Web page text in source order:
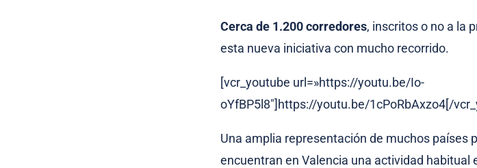
Cerca de 1.200 corredores, inscritos o no a la
esta nueva iniciativa con mucho recorrido.
[vcr_youtube url=»https://youtu.be/Io-
oYfBP5l8″]https://youtu.be/1cPoRbAxzo4[/
Una amplia representación de muchos países
encuentran en Valencia una actividad habitual